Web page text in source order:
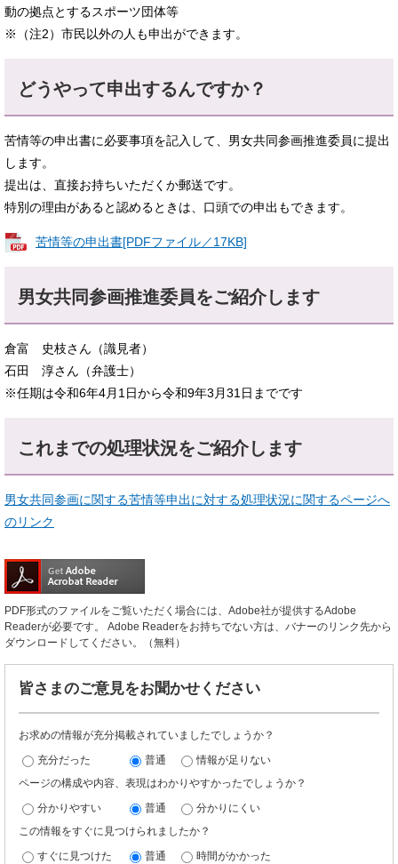
動の拠点とするスポーツ団体等
※（注2）市民以外の人も申出ができます。
どうやって申出するんですか？
苦情等の申出書に必要事項を記入して、男女共同参画推進委員に提出
します。
提出は、直接お持ちいただくか郵送です。
特別の理由があると認めるときは、口頭での申出もできます。
苦情等の申出書[PDFファイル／17KB]
男女共同参画推進委員をご紹介します
倉富 史枝さん（識見者）
石田 淳さん（弁護士）
※任期は令和6年4月1日から令和9年3月31日までです
これまでの処理状況をご紹介します
男女共同参画に関する苦情等申出に対する処理状況に関するページへ
のリンク
PDF形式のファイルをご覧いただく場合には、Adobe社が提供するAdobe
Readerが必要です。
Adobe Readerをお持ちでない方は、バナーのリンク先から
ダウンロードしてください。（無料）
皆さまのご意見をお聞かせください
お求めの情報が充分掲載されていましたでしょうか？
充分だった 普通
情報が足りない
ページの構成や内容、表現はわかりやすかったでしょうか？
分かりやすい 普通
分かりにくい
この情報をすぐに見つけられましたか？
すぐに見つけた 普通 時間がかかった